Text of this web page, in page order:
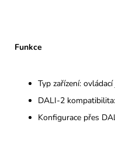
Funkce
Typ zařízení:
DALI-2
Konfigurace přes